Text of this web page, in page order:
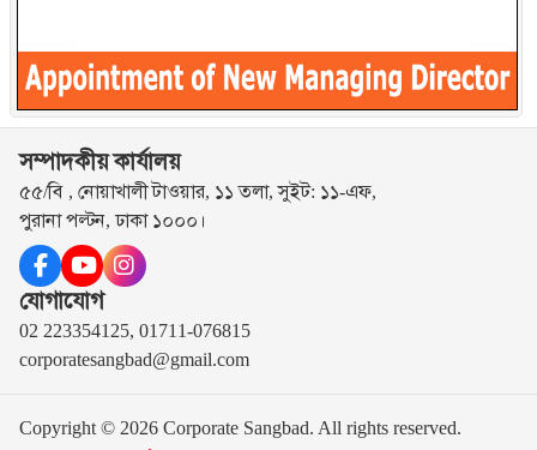
সম্পাদকীয় কার্যালয়
৫৫/বি , নোয়াখালী টাওয়ার, ১১ তলা, সুইট: ১১-এফ,
পুরানা পল্টন, ঢাকা ১০০০।
যোগাযোগ
02 223354125, 01711-076815
corporatesangbad@gmail.com
Copyright © 2026 Corporate Sangbad. All rights reserved.